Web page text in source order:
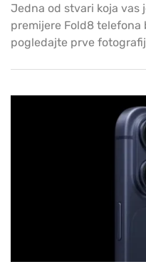
Jedna od stvari koja vas
premijere Fold8 telefona
pogledajte prve